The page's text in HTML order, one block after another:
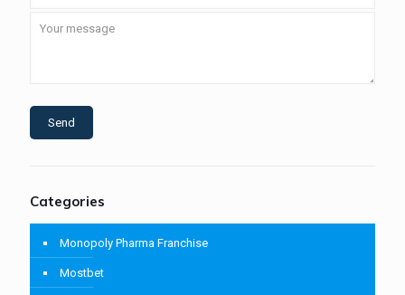
Categories
Monopoly Pharma Franchise
Mostbet